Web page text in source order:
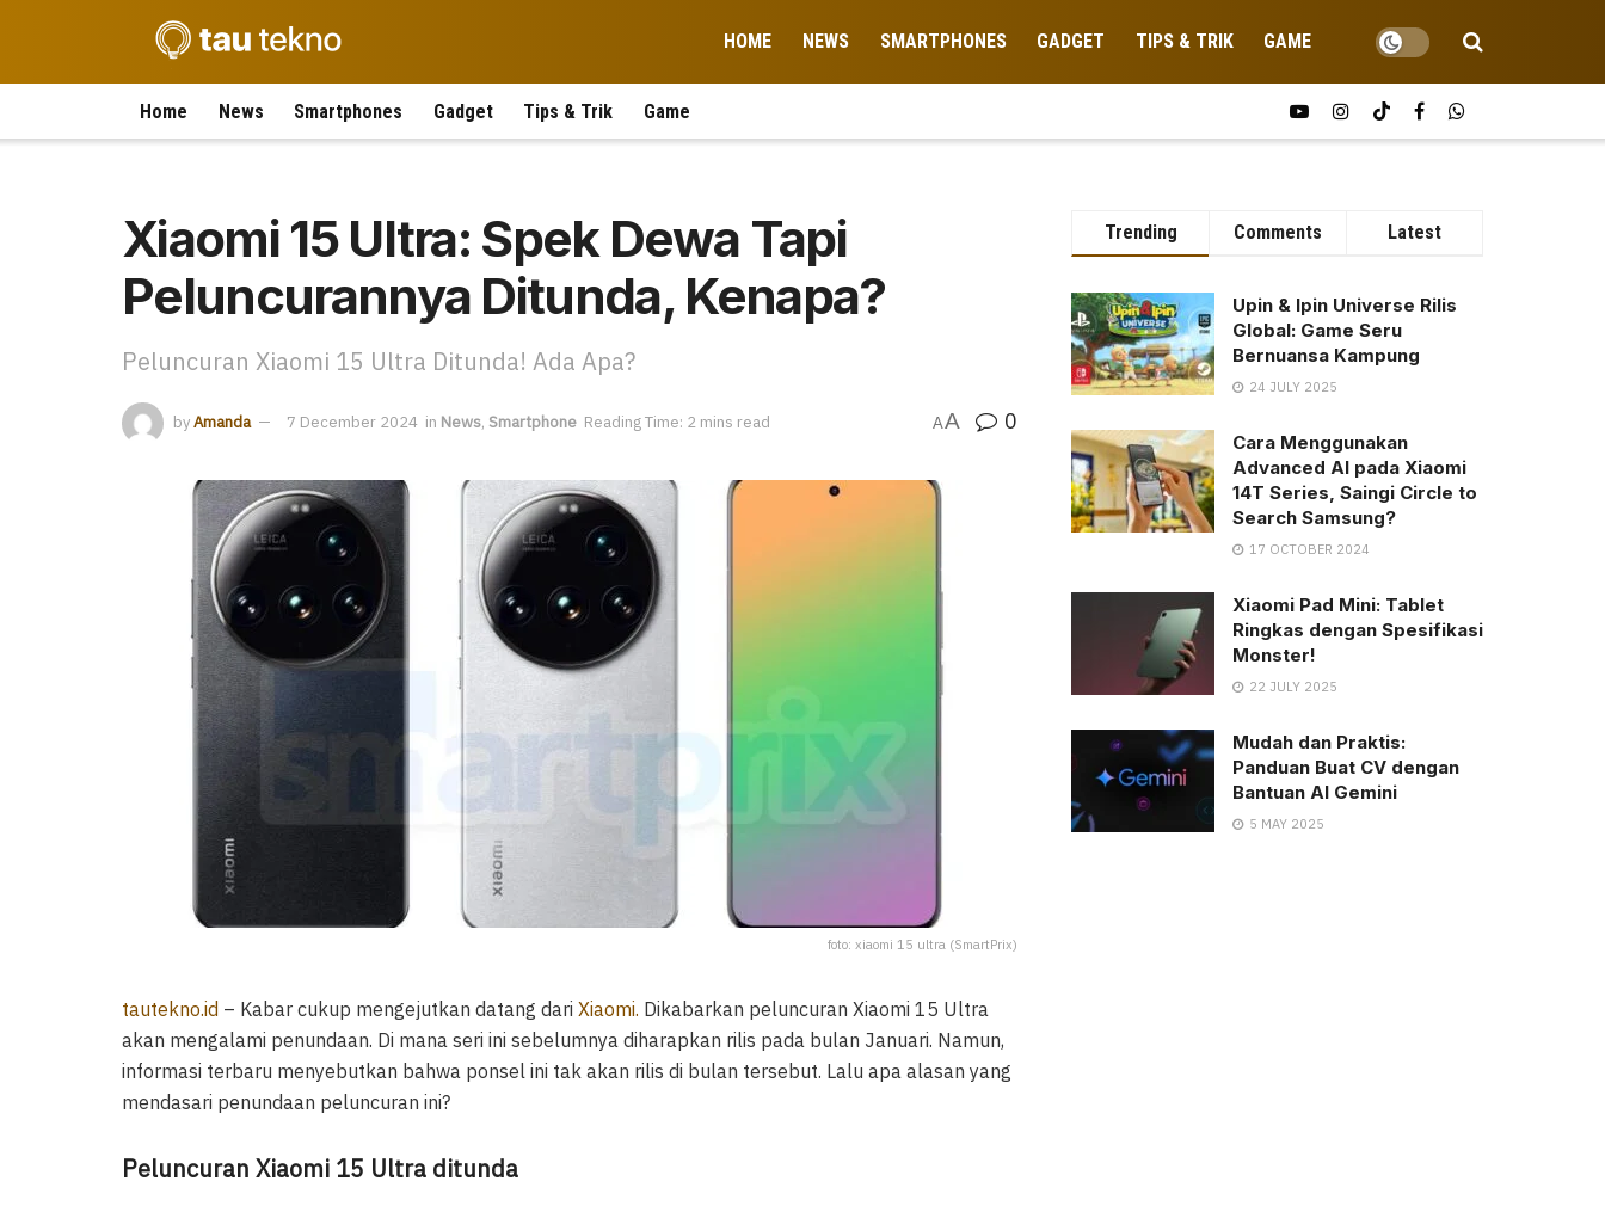
HOME NEWS SMARTPHONES GADGET TIPS & TRIK GAME
Home News Smartphones Gadget Tips & Trik Game
Xiaomi 15 Ultra: Spek Dewa Tapi
Peluncurannya Ditunda, Kenapa?
Peluncuran Xiaomi 15 Ultra Ditunda! Ada Apa?
byAmanda 7 December 2024 in News, Smartphone Reading Time: 2 mins read AA 0
foto: xiaomi 15 ultra (SmartPrix)
tautekno.id – Kabar cukup mengejutkan datang dari Xiaomi. Dikabarkan peluncuran Xiaomi 15 Ultra
akan mengalami penundaan. Di mana seri ini sebelumnya diharapkan rilis pada bulan Januari. Namun,
informasi terbaru menyebutkan bahwa ponsel ini tak akan rilis di bulan tersebut. Lalu apa alasan yang
mendasari penundaan peluncuran ini?
Peluncuran Xiaomi 15 Ultra ditunda
Trending Comments Latest
Upin & Ipin Universe Rilis
Global: Game Seru
Bernuansa Kampung
24 JULY 2025
Cara Menggunakan
Advanced AI pada Xiaomi
14T Series, Saingi Circle to
Search Samsung?
17 OCTOBER 2024
Xiaomi Pad Mini: Tablet
Ringkas dengan Spesifikasi
Monster!
22 JULY 2025
Mudah dan Praktis:
Panduan Buat CV dengan
Bantuan AI Gemini
5 MAY 2025